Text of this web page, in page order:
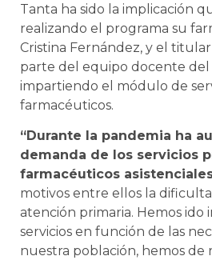
Tanta ha sido la implicación
realizando el programa su
Cristina Fernández, y el
parte del equipo docente del
impartiendo el módulo de
farmacéuticos.
“Durante la pandemia ha
demanda de los servicios
farmacéuticos
motivos entre ellos la
atención primaria. Hemos ido
servicios en función de las
nuestra población, hemos de